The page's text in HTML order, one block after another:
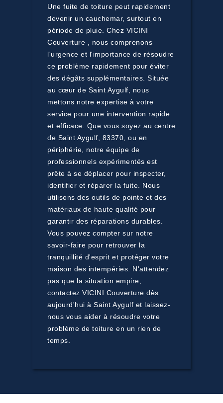
Une fuite de toiture peut rapidement
devenir un cauchemar, surtout en
période de pluie. Chez VICINI
Couverture , nous comprenons
l'urgence et l'importance de résoudre
ce problème rapidement pour éviter
des dégâts supplémentaires. Située
au cœur de Saint Aygulf, nous
mettons notre expertise à votre
service pour une intervention rapide
et efficace. Que vous soyez au centre
de Saint Aygulf, 83370, ou en
périphérie, notre équipe de
professionnels expérimentés est
prête à se déplacer pour inspecter,
identifier et réparer la fuite. Nous
utilisons des outils de pointe et des
matériaux de haute qualité pour
garantir des réparations durables.
Vous pouvez compter sur notre
savoir-faire pour retrouver la
tranquillité d'esprit et protéger votre
maison des intempéries. N'attendez
pas que la situation empire,
contactez VICINI Couverture dès
aujourd'hui à Saint Aygulf et laissez-
nous vous aider à résoudre votre
problème de toiture en un rien de
temps.